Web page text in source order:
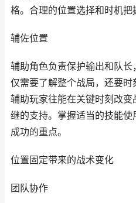
格。合理的位置选择和时机把
辅佐位置
辅助角色负责保护输出和队
仅需要了解整个战局，还要
辅助玩家往能在关键时刻改
继的支持。掌握适当的技能
成功的重点。
位置固定带来的战术变化
团队协作